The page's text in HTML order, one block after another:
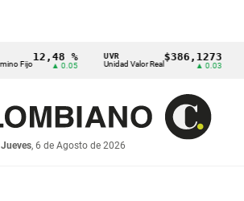
12,48 %
▲ 0.05
UVR
Unidad Valor Real
$386,1273
▲ 0.03
SMMLV
Salario
Jueves, 6 de Agosto de 2026